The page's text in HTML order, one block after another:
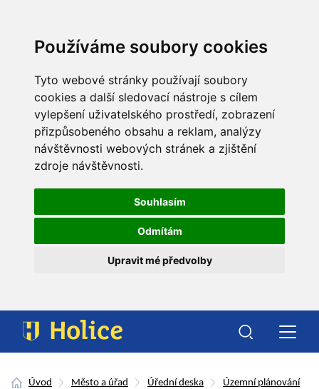
Používáme soubory cookies
Tyto webové stránky používají soubory
cookies a další sledovací nástroje s cílem
vylepšení uživatelského prostředí, zobrazení
přizpůsobeného obsahu a reklam, analýzy
návštěvnosti webových stránek a zjištění
zdroje návštěvnosti.
Souhlasím
Odmítám
Upravit mé předvolby
Úvod Město a úřad Úřední deska
Územní plánování